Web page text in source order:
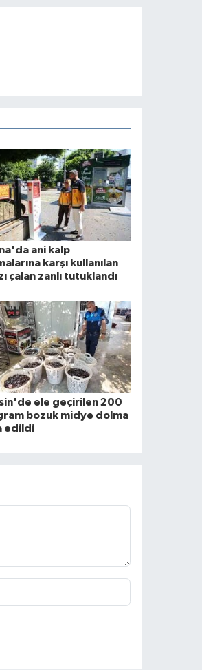
ani kalp
karşı kullanılan
çalan zanlı tutuklandı
ele geçirilen 200
bozuk midye dolma
edildi